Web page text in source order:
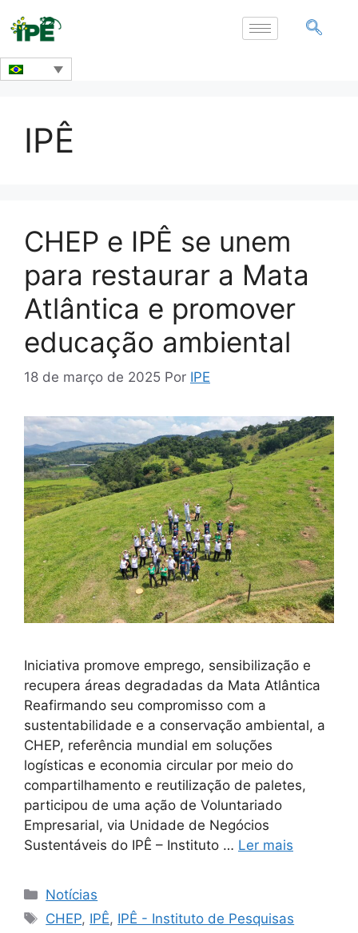
IPÊ
CHEP e IPÊ se unem
para restaurar a Mata
Atlântica e promover
educação ambiental
18 de março de 2025 Por IPE
Iniciativa promove emprego, sensibilização e
recupera áreas degradadas da Mata Atlântica
Reafirmando seu compromisso com a
sustentabilidade e a conservação ambiental, a
CHEP, referência mundial em soluções
logísticas e economia circular por meio do
compartilhamento e reutilização de paletes,
participou de uma ação de Voluntariado
Empresarial, via Unidade de Negócios
Sustentáveis do IPÊ – Instituto … Ler mais
Notícias
CHEP, IPÊ, IPÊ - Instituto de Pesquisas